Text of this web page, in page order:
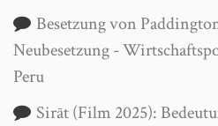
Besetzung von
Neubesetzung -
Peru
Sirāt (Film 2025):